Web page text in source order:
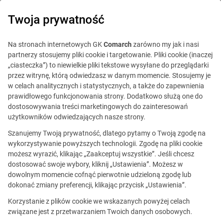
IT Board
Blog Out of office
30 stycznia 2018
Jak się mieszka (i pracuje w IT!)
w Gdańsku?
Martyna Oczki Skomentuj
Twoja prywatność
Na stronach internetowych GKComarch zarówno my jak i nasi
partnerzy stosujemy pliki cookie i targetowanie. Pliki cookie (inaczej
„ciasteczka”) to niewielkie pliki tekstowe wysyłane do przeglądarki
przez witrynę, którą odwiedzasz w danym momencie. Stosujemy je
w celach analitycznych i statystycznych, a także do zapewnienia
prawidłowego funkcjonowania strony. Dodatkowo służą one do
dostosowywania treści marketingowych do zainteresowań
użytkowników odwiedzających nasze strony.
Szanujemy Twoją prywatność, dlatego pytamy o Twoją zgodę na
wykorzystywanie powyższych technologii. Zgodę na pliki cookie
możesz wyrazić, klikając „Zaakceptuj wszystkie”. Jeśli chcesz
dostosować swoje wybory, kliknij „Ustawienia”. Możesz w
dowolnym momencie cofnąć pierwotnie udzieloną zgodę lub
dokonać zmiany preferencji, klikając przycisk „Ustawienia”.
Korzystanie z plików cookie we wskazanych powyżej celach
związane jest z przetwarzaniem Twoich danych osobowych.